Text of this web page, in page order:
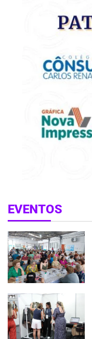
EVENTOS